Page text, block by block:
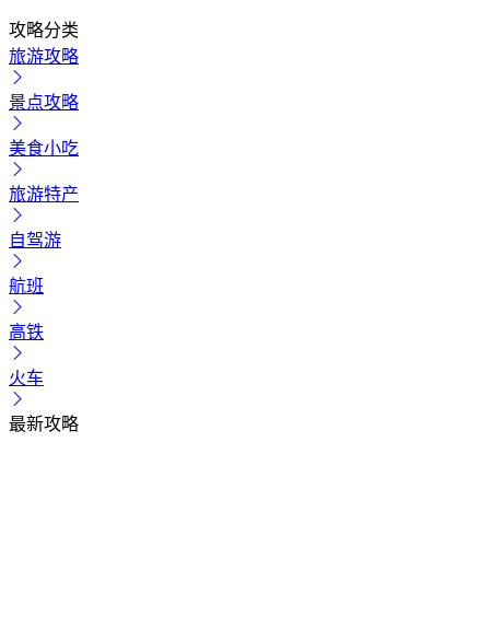
攻略分类
旅游攻略
景点攻略
美食小吃
旅游特产
自驾游
航班
高铁
火车
最新攻略